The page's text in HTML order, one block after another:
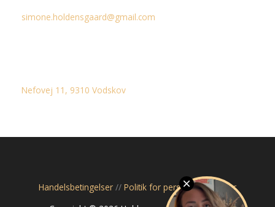
simone.holdensgaard@gmail.com
Nefovej 11, 9310 Vodskov
Handelsbetingelser // Politik for personoplysninger